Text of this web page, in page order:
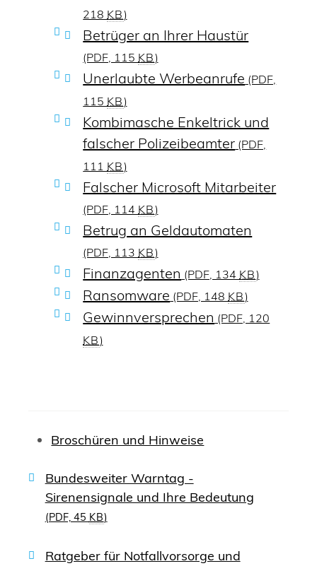
218 KB)
Betrüger an Ihrer Haustür
(PDF, 115 KB)
Unerlaubte Werbeanrufe (PDF,
115 KB)
Kombimasche Enkeltrick und
falscher Polizeibeamter (PDF,
111 KB)
Falscher Microsoft Mitarbeiter
(PDF, 114 KB)
Betrug an Geldautomaten
(PDF, 113 KB)
Finanzagenten (PDF, 134 KB)
Ransomware (PDF, 148 KB)
Gewinnversprechen (PDF, 120
KB)
Broschüren und Hinweise
Bundesweiter Warntag -
Sirenensignale und Ihre Bedeutung
(PDF, 45 KB)
Ratgeber für Notfallvorsorge und